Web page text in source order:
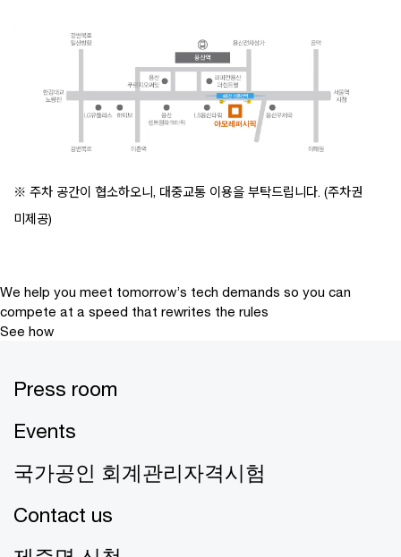
※ 주차 공간이 협소하오니, 대중교통 이용을 부탁드립니다. (주차권
미제공)
We help you meet tomorrow’s tech demands so you can
compete at a speed that rewrites the rules
See how
Press room
Events
국가공인 회계관리자격시험
Contact us